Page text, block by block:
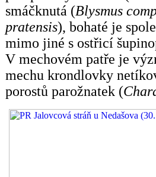
smáčknutá (Blysmus
pratensis), bohaté je
mimo jiné s ostřicí
V mechovém patře je
mechu krondlovky
porostů parožnatek (